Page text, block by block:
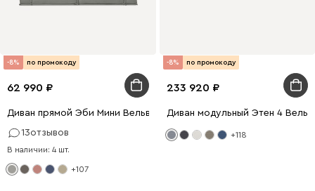
-8% по промокоду
62 990
Диван прямой Эби Мини Вельвет Светло-серый
13отзывов
В наличии: 4 шт.
+107
-8% по промокоду
233 920
Диван модульный Этен 4
+118